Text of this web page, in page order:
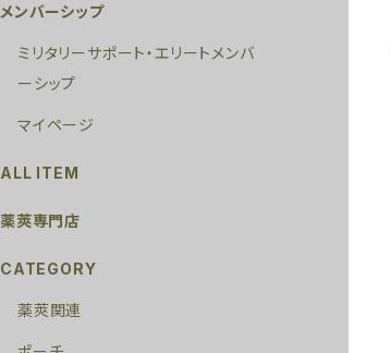
メンバーシップ
ミリタリーサポート・エリートメンバ
ーシップ
マイページ
ALL ITEM
薬莢専門店
CATEGORY
薬莢関連